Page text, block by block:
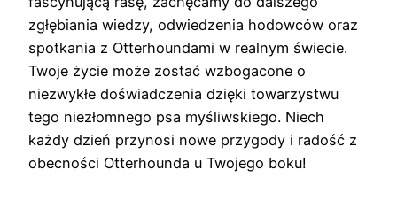
zgłębiania wiedzy, odwiedzenia hodowców oraz
spotkania z Otterhoundami w realnym świecie.
Twoje życie może zostać wzbogacone o
niezwykłe doświadczenia dzięki towarzystwu
tego niezłomnego psa myśliwskiego. Niech
każdy dzień przynosi nowe przygody i radość z
obecności Otterhounda u Twojego boku!